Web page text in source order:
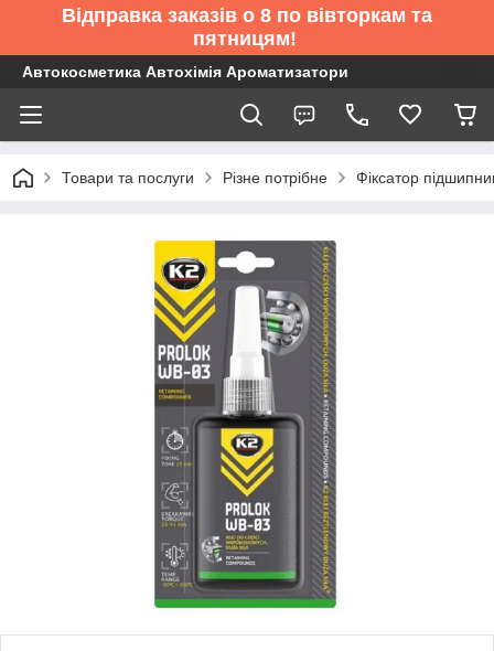
Відправка заказів о 8 по вівторкам та
пятницям!
Автокосметика Автохімія Ароматизатори
Товари та послуги Різне потрібне Фіксатор